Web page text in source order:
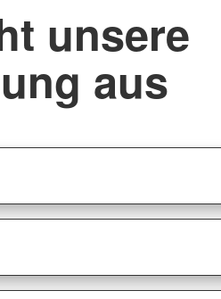
unsere
aus